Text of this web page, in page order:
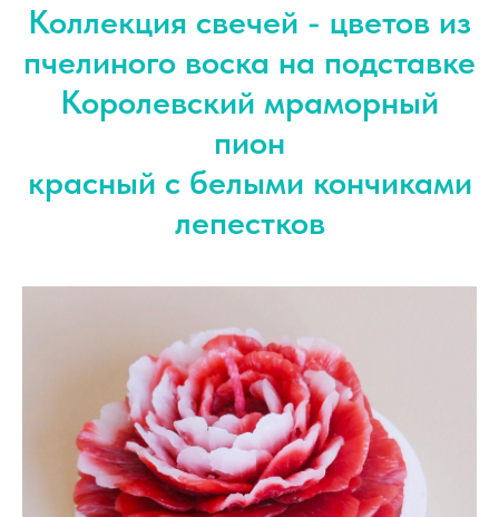
Коллекция свечей - цветов из
пчелиного воска на подставке
Королевский мраморный
пион
красный с белыми кончиками
лепестков